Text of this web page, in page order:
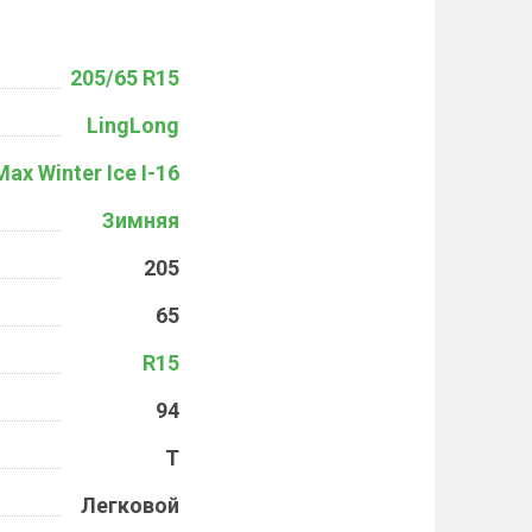
205/65 R15
LingLong
Winter Ice I-16
Зимняя
205
65
R15
94
T
Легковой